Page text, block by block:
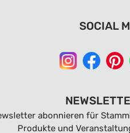
SOCIAL
abonnieren für
Produkte und